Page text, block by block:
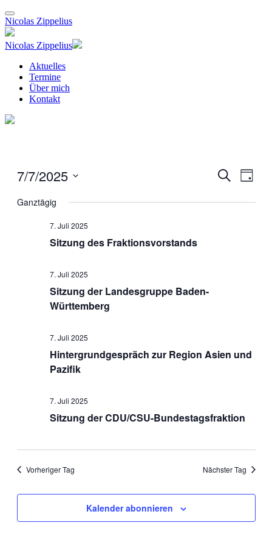
Nicolas Zippelius
Nicolas Zippelius
Aktuelles
Termine
Über mich
Kontakt
und
Suche
Tag
7/7/2025
wählen.
Ganztägig
7. Juli 2025
Sitzung des Fraktionsvorstands
7. Juli 2025
Sitzung der Landesgruppe Baden-
Württemberg
7. Juli 2025
Hintergrundgespräch zur Region Asien und
Pazifik
7. Juli 2025
Sitzung der CDU/CSU-Bundestagsfraktion
Vorheriger Tag Nächster Tag
Kalender abonnieren